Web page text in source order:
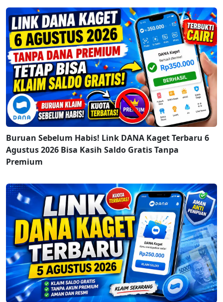
Buruan Sebelum Habis! Link DANA Kaget Terbaru 6
Agustus 2026 Bisa Kasih Saldo Gratis Tanpa
Premium